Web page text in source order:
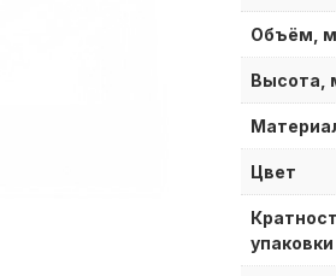
Объём,
Высота,
Цвет
упаковки